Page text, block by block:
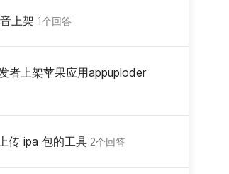
上架 1个回答
者上架苹果应用appuploder
传 ipa 包的工具 2个回答